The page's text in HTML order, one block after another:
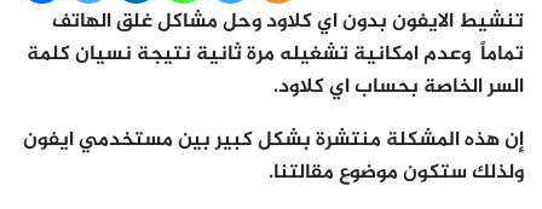
تنشيط الايفون بدون اي كلاود وحل مشاكل غلق الهاتف
تماماً وعدم امكانية تشغيله مرة ثانية نتيجة نسيان كلمة
السر الخاصة بحساب اي كلاود.
إن هذه المشكلة منتشرة بشكل كبير بين مستخدمي ايفون
ولذلك ستكون موضوع مقالتنا.